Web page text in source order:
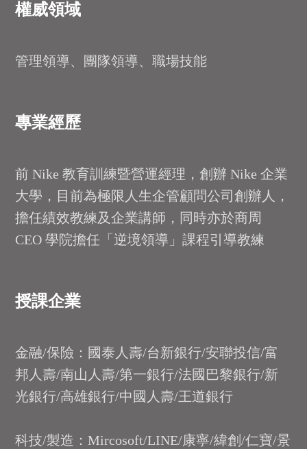
權威領域
管理領導、團隊領導、職場技能
專業經歷
前 Nike 教育訓練暨營運經理，創辦 Nike 企業
大學，目前為極限人生企管顧問公司創辦人，
擔任績效教練及企業講師，同時亦於商周
CEO 學院擔任「逆境領導」課程引導教練
授課企業
金融/保險：國泰人壽/台新銀行/安聯投信/富
邦人壽/南山人壽/第一銀行/法國巴黎銀行/新
光銀行/高雄銀行/中國人壽/王道銀行
科技/製造：Mircosoft/LINE/康寧/緯創/仁寶/景